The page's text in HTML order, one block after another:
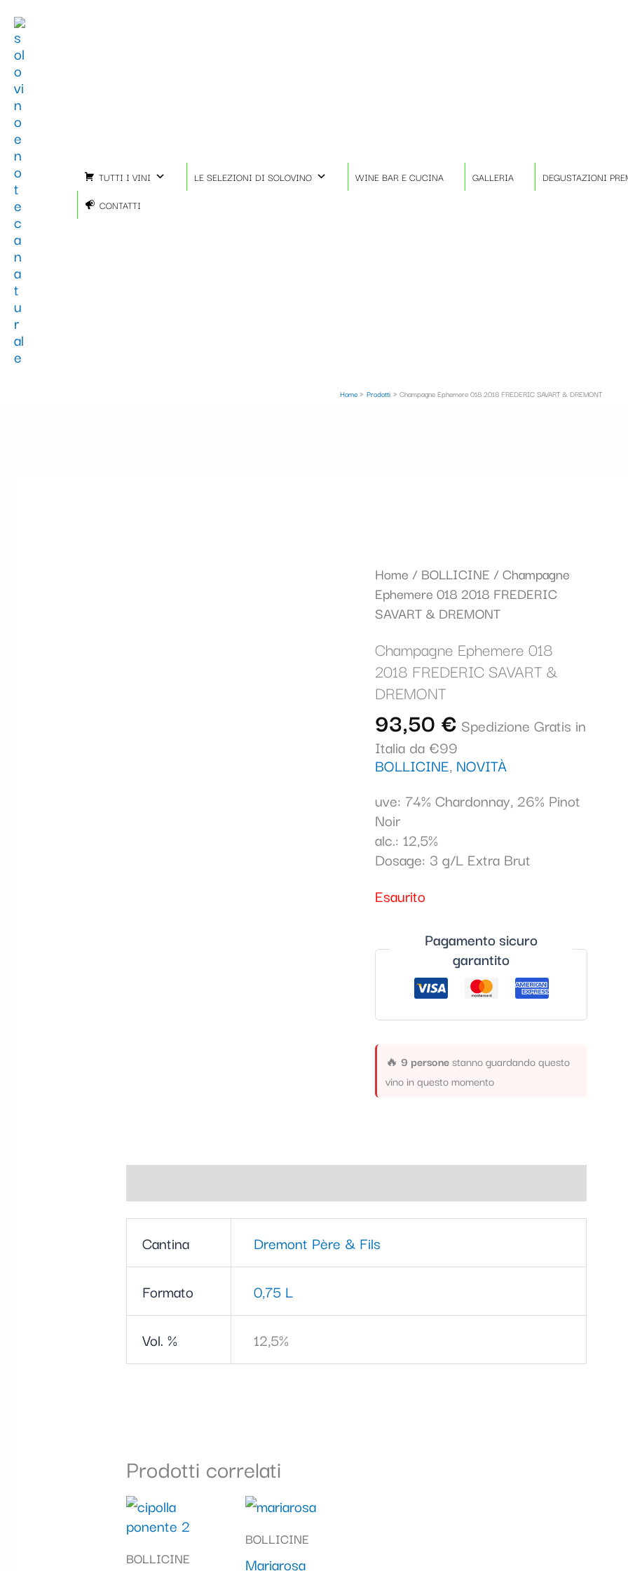
contenuto
TUTTI I VINI LE SELEZIONI DI SOLOVINO WINE BAR E CUCINA GALLERIA DEGUSTAZIONI
CONTATTI
Home Prodotti Champagne Ephemere 018 2018 FREDERIC SAVART & DREMONT
Home / BOLLICINE / Champagne
Ephemere 018 2018 FREDERIC
SAVART & DREMONT
Champagne Ephemere 018
2018 FREDERIC SAVART &
DREMONT
93,50 € Spedizione Gratis in
Italia da €99
BOLLICINE, NOVITÀ
uve: 74% Chardonnay, 26% Pinot
Noir
alc.: 12,5%
Dosage: 3 g/L Extra Brut
Esaurito
Pagamento sicuro
garantito
🔥9 personestanno guardando questo
vino in questo momento
Cantina Dremont Père & Fils
Formato 0,75 L
Vol. % 12,5%
Prodotti correlati
BOLLICINE
BOLLICINE
Mariarosa